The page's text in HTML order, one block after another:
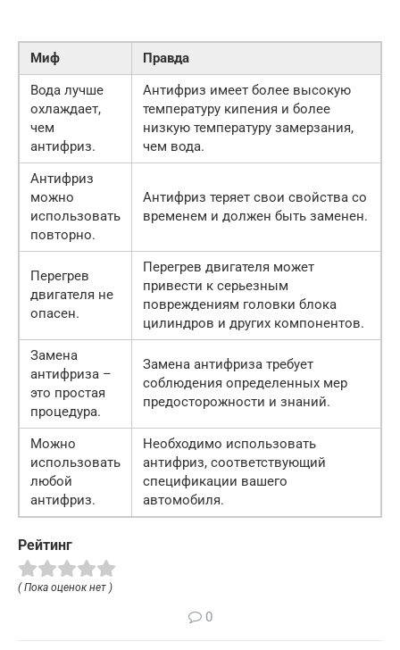
Миф
Правда
Вода лучше
охлаждает,
чем
антифриз.
Антифриз имеет более высокую
температуру кипения и более
низкую температуру замерзания,
чем вода.
Антифриз
можно
использовать
повторно.
Антифриз теряет свои свойства со
временем и должен быть заменен.
Перегрев
двигателя не
опасен.
Перегрев двигателя может
привести к серьезным
повреждениям головки блока
цилиндров и других компонентов.
Замена
антифриза –
это простая
процедура.
Замена антифриза требует
соблюдения определенных мер
предосторожности и знаний.
Можно
использовать
любой
антифриз.
Необходимо использовать
антифриз, соответствующий
спецификации вашего
автомобиля.
Рейтинг
( Пока оценок нет )
0